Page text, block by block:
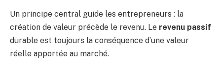
Un principe central guide les entrepreneurs : la
création de valeur précède le revenu. Le revenu passif
durable est toujours la conséquence d’une valeur
réelle apportée au marché.